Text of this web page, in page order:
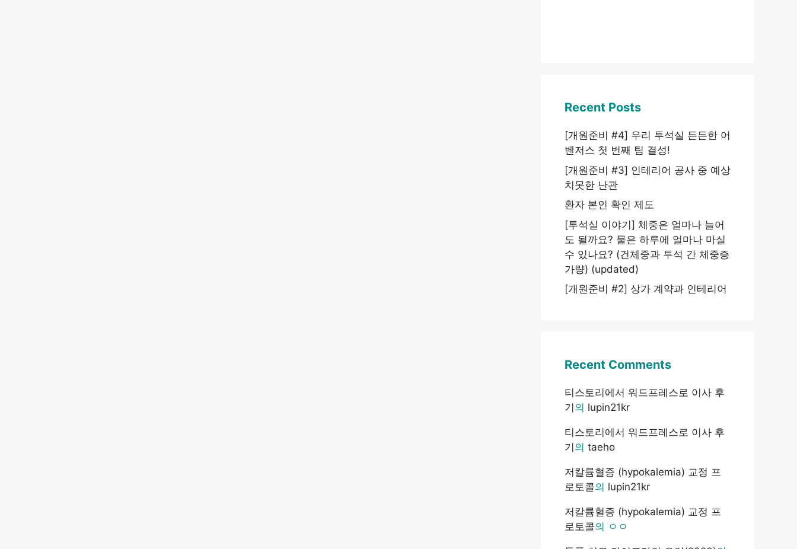
Recent Posts
[개원준비 #4] 우리 투석실 든든한 어
벤저스 첫 번째 팀 결성!
[개원준비 #3] 인테리어 공사 중 예상
치못한 난관
환자 본인 확인 제도
[투석실 이야기] 체중은 얼마나 늘어
도 될까요? 물은 하루에 얼마나 마실
수 있나요? (건체중과 투석 간 체중증
가량) (updated)
[개원준비 #2] 상가 계약과 인테리어
Recent Comments
티스토리에서 워드프레스로 이사 후
기 의 lupin21kr
티스토리에서 워드프레스로 이사 후
기 의 taeho
저칼륨혈증 (hypokalemia) 교정 프
로토콜의 lupin21kr
저칼륨혈증 (hypokalemia) 교정 프
로토콜의 ㅇㅇ